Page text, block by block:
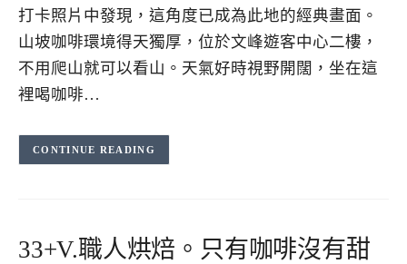
打卡照片中發現，這角度已成為此地的經典畫面。
山坡咖啡環境得天獨厚，位於文峰遊客中心二樓，
不用爬山就可以看山。天氣好時視野開闊，坐在這
裡喝咖啡…
CONTINUE READING
33+V.職人烘焙。只有咖啡沒有甜